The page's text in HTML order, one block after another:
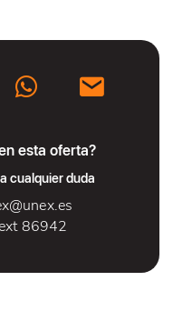
esta oferta?
cualquier duda
86942